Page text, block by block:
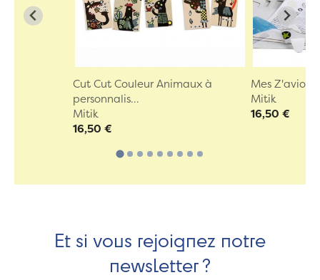
Cut Cut Couleur Animaux à
personnalis...
Mitik
16,50 €
Mes
Mitik
16,50 €
Et si vous rejoignez notre
newsletter ?